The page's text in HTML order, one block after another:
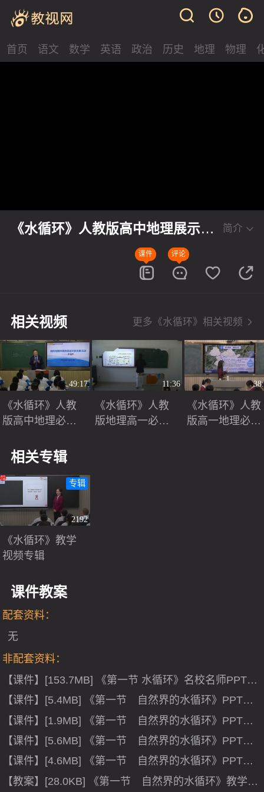
首页 语文 数学 英语 政治 历史 地理 物理
简介
《水循环》人教版高中地理展示课
评论
课件
相关视频 更多《水循环》相关视频
49:17
《水循环》人教
版高中地理必修
频
11:36
《水循环》人教
版地理高一必修
《水循环》人教
版高一地理必修
相关专辑
2192
专辑
《水循环》教学
视频专辑
课件教案
配套资料：
无
非配套资料：
【课件】[153.7MB] 《第一节 水循环》名校名师PPT课
件（统编湘教版高中必修第一册）.ppt
【课件】[5.4MB] 《第一节 自然界的水循环》PPT课
件(新疆市级优课).pptx
【课件】[1.9MB] 《第一节 自然界的水循环》PPT课
件(湖北省县级优课).ppt
【课件】[5.6MB] 《第一节 自然界的水循环》PPT课
件(河南省县级优课).ppt
【课件】[4.6MB] 《第一节 自然界的水循环》PPT课
件(山西省省级优课).ppt
【教案】[28.0KB] 《第一节 自然界的水循环》教学设